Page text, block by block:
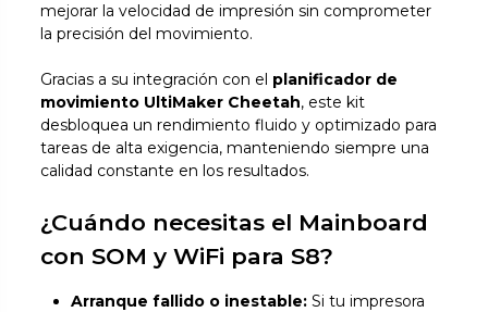
mejorar la velocidad de impresión sin comprometer
la precisión del movimiento.
Gracias a su integración con el planificador de
movimiento UltiMaker Cheetah, este kit
desbloquea un rendimiento fluido y optimizado para
tareas de alta exigencia, manteniendo siempre una
calidad constante en los resultados.
¿Cuándo necesitas el Mainboard
con SOM y WiFi para S8?
Arranque fallido o inestable: Si tu impresora